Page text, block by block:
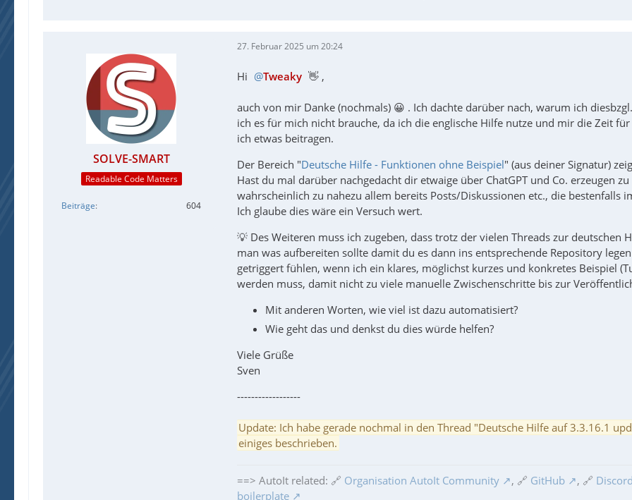
SOLVE-SMART
Readable Code Matters
Beiträge 604
27. Februar 2025 um 20:24
Hi Tweaky 👋 ,
auch von mir Danke (nochmals) 😀 . Ich dachte darüber nach, warum ich
ich es für mich nicht brauche, da ich die englische Hilfe nutze und mir die Zeit
ich etwas beitragen.
Der Bereich "Deutsche Hilfe - Funktionen ohne Beispiel" (aus deiner Signatur)
Hast du mal darüber nachgedacht dir etwaige über ChatGPT und Co. erzeugen
wahrscheinlich zu nahezu allem bereits Posts/Diskussionen etc., die bestenfalls
Ich glaube dies wäre ein Versuch wert.
💡 Des Weiteren muss ich zugeben, dass trotz der vielen Threads zur
man was aufbereiten sollte damit du es dann ins entsprechende Repository
getriggert fühlen, wenn ich ein klares, möglichst kurzes und konkretes Beispiel
werden muss, damit nicht zu viele manuelle Zwischenschritte bis zur
Mit anderen Worten, wie viel ist dazu automatisiert?
Wie geht das und denkst du dies würde helfen?
Viele Grüße
Sven
------------------
Update: Ich habe gerade nochmal in den Thread "Deutsche Hilfe auf 3.3.16.1
einiges beschrieben.
==> AutoIt related: 🔗 Organisation AutoIt Community , 🔗 GitHub , 🔗
boilerplate